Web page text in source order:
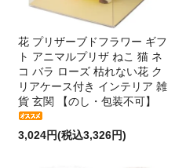
花 プリザーブドフラワー ギフ
ト アニマルプリザ ねこ 猫 ネ
コ バラ ローズ 枯れない花 ク
リアケース付き インテリア 雑
貨 玄関 【のし・包装不可】
3,024円(税込3,326円)